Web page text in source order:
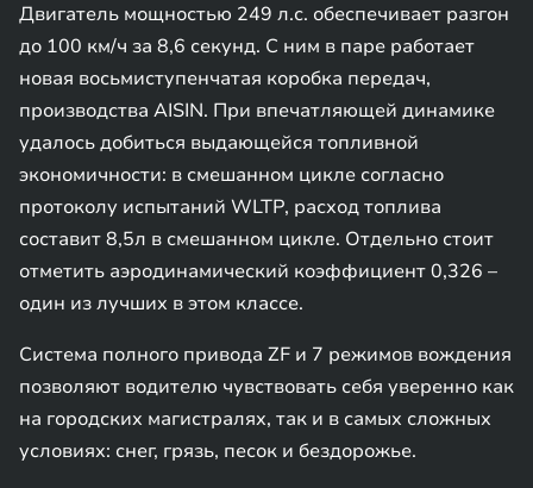
Двигатель мощностью 249 л.с. обеспечивает разгон
до 100 км/ч за 8,6 секунд. С ним в паре работает
новая восьмиступенчатая коробка передач,
производства AISIN. При впечатляющей динамике
удалось добиться выдающейся топливной
экономичности: в смешанном цикле согласно
протоколу испытаний WLTP, расход топлива
составит 8,5л в смешанном цикле. Отдельно стоит
отметить аэродинамический коэффициент 0,326 –
один из лучших в этом классе.
Система полного привода ZF и 7 режимов вождения
позволяют водителю чувствовать себя уверенно как
на городских магистралях, так и в самых сложных
условиях: снег, грязь, песок и бездорожье.